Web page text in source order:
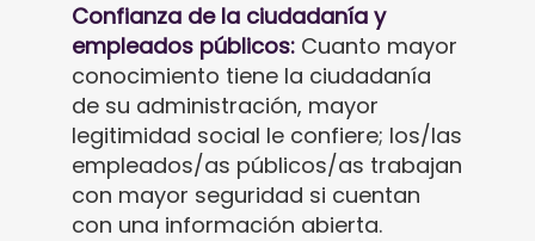
Confianza de la ciudadanía y
empleados públicos: Cuanto mayor
conocimiento tiene la ciudadanía
de su administración, mayor
legitimidad social le confiere; los/las
empleados/as públicos/as trabajan
con mayor seguridad si cuentan
con una información abierta.